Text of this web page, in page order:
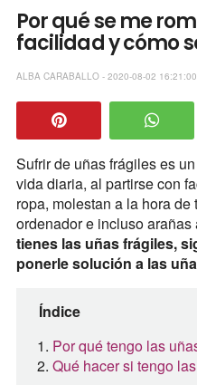
Por qué se me
facilidad y cómo
ALBA CARABALLO - 2020-08-02
Sufrir de uñas frágiles es
vida diaria, al partirse con
ropa, molestan a la hora de
ordenador e incluso arañas
tienes las uñas frágiles,
ponerle solución a las
Índice
Por qué tengo las
Qué hacer si tengo